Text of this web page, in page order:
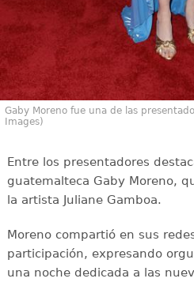
Gaby Moreno fue una de las
Images)
Entre los presentadores
guatemalteca Gaby Moreno,
la artista Juliane Gamboa.
Moreno compartió en sus
participación, expresando
una noche dedicada a las